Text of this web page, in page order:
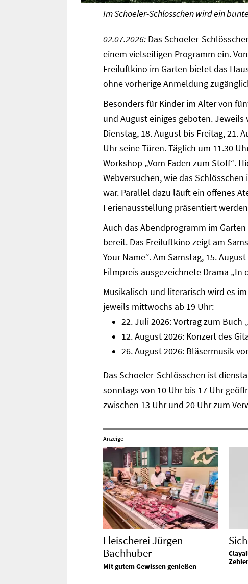
Im Schoeler-Schlösschen wird ein
02.07.2026:Das Schoeler-
einem vielseitigen Programm ein.
Freiluftkino im Garten bietet das
ohne vorherige Anmeldung
Besonders für Kinder im Alter von
und August einiges geboten. Jeweils
Dienstag, 18. August bis Freitag, 21.
Uhr seine Türen. Täglich um 11.30
Workshop „Vom Faden zum Stoff“.
Webversuchen, wie das
war. Parallel dazu läuft ein offenes
Ferienausstellung präsentiert
Auch das Abendprogramm im
bereit. Das Freiluftkino zeigt am
Your Name“. Am Samstag, 15.
Filmpreis ausgezeichnete Drama „In
Musikalisch und literarisch wird es
jeweils mittwochs ab 19 Uhr:
22. Juli 2026: Vortrag zum Buch
12. August 2026: Konzert des
26. August 2026: Bläsermusik
Das Schoeler-Schlösschen ist
sonntags von 10 Uhr bis 17 Uhr
zwischen 13 Uhr und 20 Uhr zum
Anzeige
Fleischerei Jürgen
Bachhuber
Mit gutem Gewissen genießen